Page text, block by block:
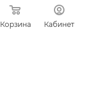
Корзина Кабинет